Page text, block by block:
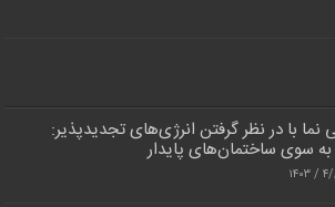
نما با در نظر گرفتن انرژی‌های تجدیدپذیر:
سوی ساختمان‌های پایدار